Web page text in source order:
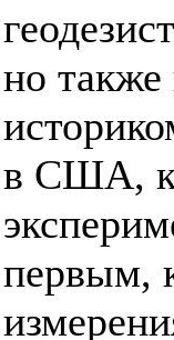
но
в США,
первым,